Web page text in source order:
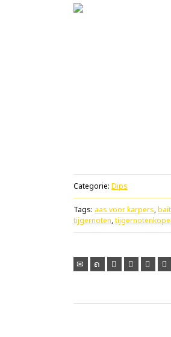
Categorie: Dips
Tags: aas voor karpers,
tijgernoten,